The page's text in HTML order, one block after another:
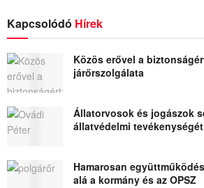
Kapcsolódó Hírek
Közös erővel a
járőrszolgálata
Állatorvosok és jogászok
állatvédelmi tevékenységét
Hamarosan
alá a kormány és az OPSZ